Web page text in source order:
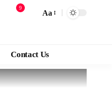
9
Aa
Contact Us